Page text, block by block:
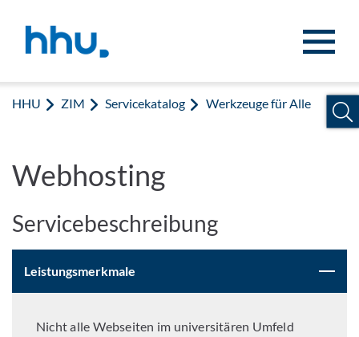
HHU ZIM Servicekatalog Werkzeuge für Alle
Webhosting
Servicebeschreibung
Leistungsmerkmale
Nicht alle Webseiten im universitären Umfeld